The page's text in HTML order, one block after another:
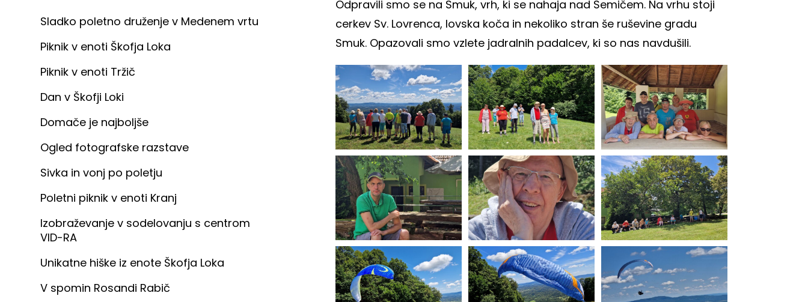
Sladko poletno druženje v Medenem vrtu
Piknik v enoti Škofja Loka
Piknik v enoti Tržič
Dan v Škofji Loki
Domače je najboljše
Ogled fotografske razstave
Sivka in vonj po poletju
Poletni piknik v enoti Kranj
Izobraževanje v sodelovanju s centrom
VID-RA
Unikatne hiške iz enote Škofja Loka
V spomin Rosandi Rabič
Odpravili smo se na Smuk, vrh, ki se nahaja nad Semičem. Na vrhu stoji
cerkev Sv. Lovrenca, lovska koča in nekoliko stran še ruševine gradu
Smuk. Opazovali smo vzlete jadralnih padalcev, ki so nas navdušili.